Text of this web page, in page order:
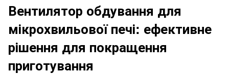
Вентилятор обдування для
мікрохвильової печі: ефективне
рішення для покращення
приготування